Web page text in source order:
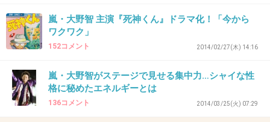
していた大野だが、その暗黙のルールは大野が
不在の時にも活用されるそう。
+109
嵐・大野智 主演『死神くん』ドラマ化！「今から
ワクワク」
152コメント 2014/02/27(木) 14:16
嵐・大野智がステージで見せる集中力…シャイな性
格に秘めたエネルギーとは
136コメント 2014/03/25(火) 07:29